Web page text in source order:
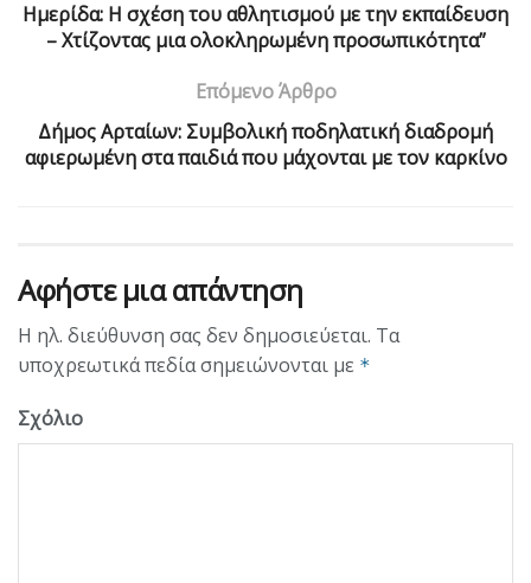
Ημερίδα: Η σχέση του αθλητισμού με την εκπαίδευση
– Χτίζοντας μια ολοκληρωμένη προσωπικότητα”
Επόμενο Άρθρο
Δήμος Αρταίων: Συμβολική ποδηλατική διαδρομή
αφιερωμένη στα παιδιά που μάχονται με τον καρκίνο
Αφήστε μια απάντηση
Η ηλ. διεύθυνση σας δεν δημοσιεύεται. Τα
υποχρεωτικά πεδία σημειώνονται με *
Σχόλιο